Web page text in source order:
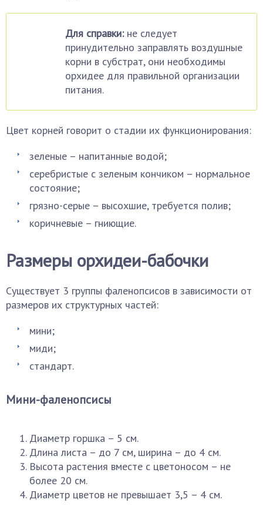
Для справки:не следует
принудительно заправлять воздушные
корни в субстрат, они необходимы
орхидее для правильной организации
питания.
Цвет корней говорит о стадии их функционирования:
зеленые – напитанные водой;
серебристые с зеленым кончиком – нормальное
состояние;
грязно-серые – высохшие, требуется полив;
коричневые – гниющие.
Размеры орхидеи-бабочки
Существует 3 группы фаленопсисов в зависимости от
размеров их структурных частей:
мини;
миди;
стандарт.
Мини-фаленопсисы
Диаметр горшка – 5 см.
Длина листа – до 7 см, ширина – до 4 см.
Высота растения вместе с цветоносом – не
более 20 см.
Диаметр цветов не превышает 3,5 – 4 см.